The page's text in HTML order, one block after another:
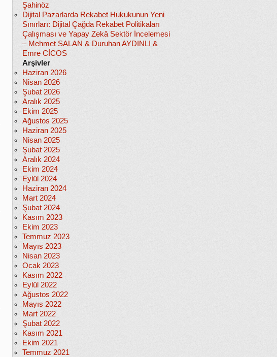
Şahinöz
Dijital Pazarlarda Rekabet Hukukunun Yeni
Sınırları: Dijital Çağda Rekabet Politikaları
Çalışması ve Yapay Zekâ Sektör İncelemesi
– Mehmet SALAN & Duruhan AYDINLI &
Emre CİCOS
Arşivler
Haziran 2026
Nisan 2026
Şubat 2026
Aralık 2025
Ekim 2025
Ağustos 2025
Haziran 2025
Nisan 2025
Şubat 2025
Aralık 2024
Ekim 2024
Eylül 2024
Haziran 2024
Mart 2024
Şubat 2024
Kasım 2023
Ekim 2023
Temmuz 2023
Mayıs 2023
Nisan 2023
Ocak 2023
Kasım 2022
Eylül 2022
Ağustos 2022
Mayıs 2022
Mart 2022
Şubat 2022
Kasım 2021
Ekim 2021
Temmuz 2021